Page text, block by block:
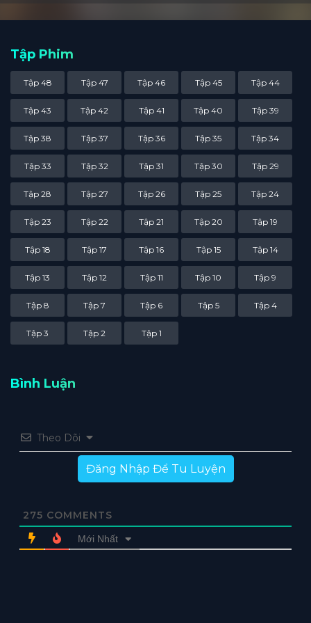
Tập Phim
Tập 48 Tập 47 Tập 46 Tập 45 Tập 44
Tập 43 Tập 42 Tập 41 Tập 40 Tập 39
Tập 38 Tập 37 Tập 36 Tập 35 Tập 34
Tập 33 Tập 32 Tập 31 Tập 30 Tập 29
Tập 28 Tập 27 Tập 26 Tập 25 Tập 24
Tập 23 Tập 22 Tập 21 Tập 20 Tập 19
Tập 18 Tập 17 Tập 16 Tập 15 Tập 14
Tập 13 Tập 12 Tập 11 Tập 10 Tập 9
Tập 8 Tập 7 Tập 6 Tập 5 Tập 4
Tập 3 Tập 2 Tập 1
Bình Luận
Theo Dõi
Đăng Nhập Để Tu Luyện
275 COMMENTS
Mới Nhất